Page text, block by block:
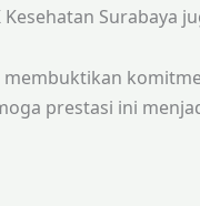
Surabaya
membuktikan
prestasi ini